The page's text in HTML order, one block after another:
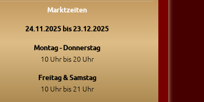
Marktzeiten
24.11.2025 bis 23.12.2025
Montag - Donnerstag
10 Uhr bis 20 Uhr
Freitag & Samstag
10 Uhr bis 21 Uhr